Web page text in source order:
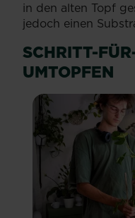
in den alten Topf
jedoch einen
SCHRITT-
UMTOPFEN